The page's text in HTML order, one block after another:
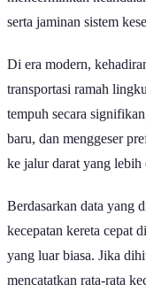
serta jaminan sistem
Di era modern,
transportasi ramah
tempuh secara
baru, dan menggeser
ke jalur darat yang lebih
Berdasarkan data yang
kecepatan kereta cepat
yang luar biasa. Jika
mencatatkan rata-rata